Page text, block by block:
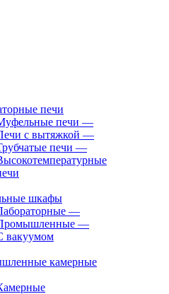
печи
печи —
с вытяжкой —
печи —
шкафы
—
—
вакуумом
камерные